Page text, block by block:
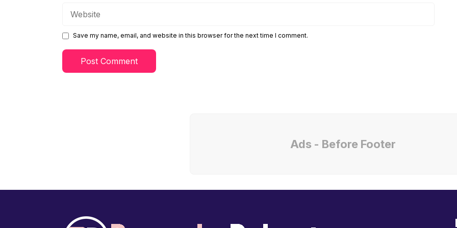
Save my name, email, and website in this browser for the next time I comment.
Ads - Before Footer